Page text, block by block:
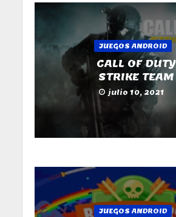
JUEGOS ANDROID
CALL OF DUTY
STRIKE TEAM
julio 10, 2021
JUEGOS ANDROID